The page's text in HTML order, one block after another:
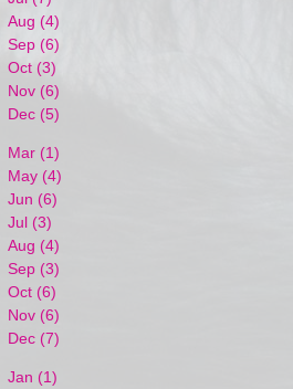
Aug (4)
Sep (6)
Oct (3)
Nov (6)
Dec (5)
Mar (1)
May (4)
Jun (6)
Jul (3)
Aug (4)
Sep (3)
Oct (6)
Nov (6)
Dec (7)
Jan (1)